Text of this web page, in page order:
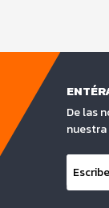
De las